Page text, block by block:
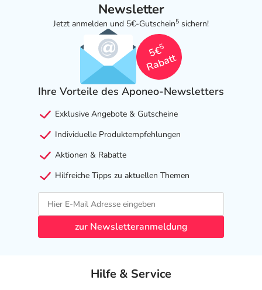
Newsletter
Jetzt anmelden und 5€-Gutschein5 sichern!
5€
5
Rabatt
Ihre Vorteile des Aponeo-Newsletters
Exklusive Angebote & Gutscheine
Individuelle Produktempfehlungen
Aktionen & Rabatte
Hilfreiche Tipps zu aktuellen Themen
zur Newsletteranmeldung
Hilfe & Service